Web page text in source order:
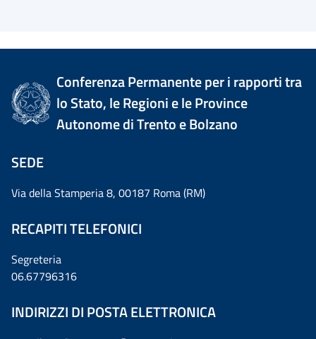
Conferenza Permanente per i rapporti tra
lo Stato, le Regioni e le Province
Autonome di Trento e Bolzano
SEDE
Via della Stamperia 8, 00187 Roma (RM)
RECAPITI TELEFONICI
Segreteria
06.67796316
INDIRIZZI DI POSTA ELETTRONICA